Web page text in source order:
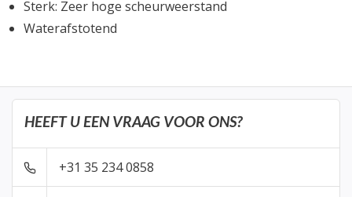
Sterk: Zeer hoge scheurweerstand
Waterafstotend
HEEFT U EEN VRAAG VOOR ONS?
+31 35 234 0858